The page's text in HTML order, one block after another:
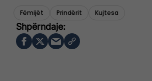
Fëmijët Prindërit Kujtesa